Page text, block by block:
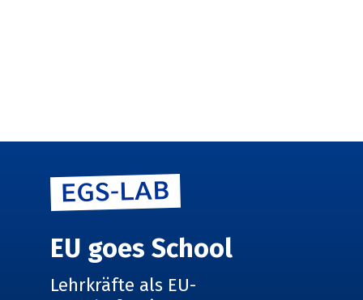
EU goes School
Lehrkräfte als EU-